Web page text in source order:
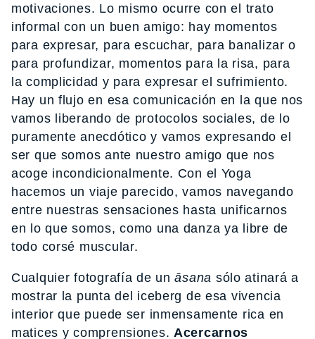
motivaciones. Lo mismo ocurre con el trato
informal con un buen amigo: hay momentos
para expresar, para escuchar, para banalizar o
para profundizar, momentos para la risa, para
la complicidad y para expresar el sufrimiento.
Hay un flujo en esa comunicación en la que nos
vamos liberando de protocolos sociales, de lo
puramente anecdótico y vamos expresando el
ser que somos ante nuestro amigo que nos
acoge incondicionalmente. Con el Yoga
hacemos un viaje parecido, vamos navegando
entre nuestras sensaciones hasta unificarnos
en lo que somos, como una danza ya libre de
todo corsé muscular.
Cualquier fotografía de unāsana sólo atinará a
mostrar la punta del iceberg de esa vivencia
interior que puede ser inmensamente rica en
matices y comprensiones. Acercarnos